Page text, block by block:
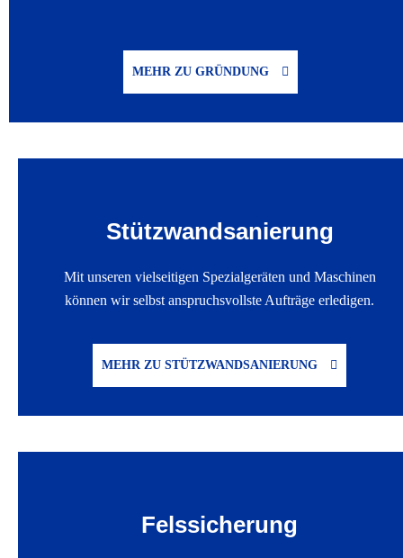
MEHR ZU GRÜNDUNG
Stützwand­sanierung
Mit unseren vielseitigen Spezialgeräten und Maschinen
können wir selbst anspruchsvollste Aufträge erledigen.
MEHR ZU STÜTZWANDSANIERUNG
Felssicherung